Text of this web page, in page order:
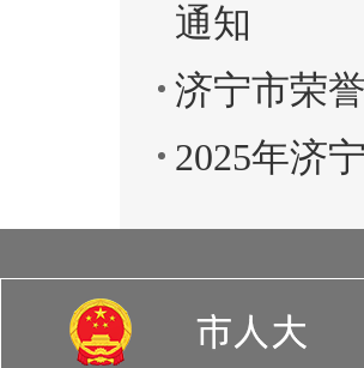
通知
济宁市荣
2025年济